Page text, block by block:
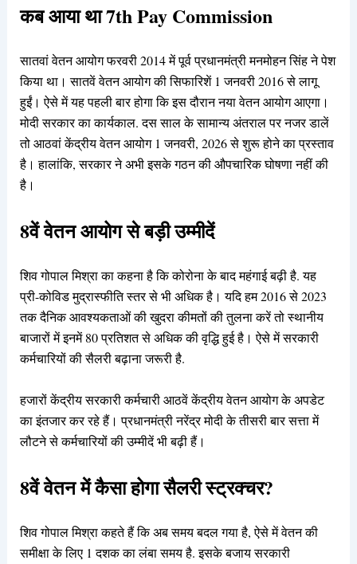
कब आया था 7th Pay Commission
सातवां वेतन आयोग फरवरी 2014 में पूर्व प्रधानमंत्री मनमोहन सिंह ने पेश
किया था। सातवें वेतन आयोग की सिफारिशें 1 जनवरी 2016 से लागू
हुईं। ऐसे में यह पहली बार होगा कि इस दौरान नया वेतन आयोग आएगा।
मोदी सरकार का कार्यकाल. दस साल के सामान्य अंतराल पर नजर डालें
तो आठवां केंद्रीय वेतन आयोग 1 जनवरी, 2026 से शुरू होने का प्रस्ताव
है। हालांकि, सरकार ने अभी इसके गठन की औपचारिक घोषणा नहीं की
है।
8वें वेतन आयोग से बड़ी उम्मीदें
शिव गोपाल मिश्रा का कहना है कि कोरोना के बाद महंगाई बढ़ी है. यह
प्री-कोविड मुद्रास्फीति स्तर से भी अधिक है। यदि हम 2016 से 2023
तक दैनिक आवश्यकताओं की खुदरा कीमतों की तुलना करें तो स्थानीय
बाजारों में इनमें 80 प्रतिशत से अधिक की वृद्धि हुई है। ऐसे में सरकारी
कर्मचारियों की सैलरी बढ़ाना जरूरी है.
हजारों केंद्रीय सरकारी कर्मचारी आठवें केंद्रीय वेतन आयोग के अपडेट
का इंतजार कर रहे हैं। प्रधानमंत्री नरेंद्र मोदी के तीसरी बार सत्ता में
लौटने से कर्मचारियों की उम्मीदें भी बढ़ी हैं।
8वें वेतन में कैसा होगा सैलरी स्ट्रक्चर?
शिव गोपाल मिश्रा कहते हैं कि अब समय बदल गया है, ऐसे में वेतन की
समीक्षा के लिए 1 दशक का लंबा समय है. इसके बजाय सरकारी